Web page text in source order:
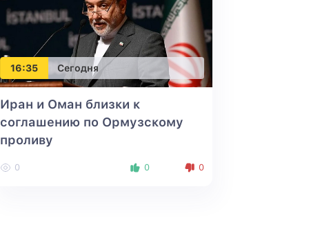
16:35 Сегодня
Иран и Оман близки к
соглашению по Ормузскому
проливу
0 0 0